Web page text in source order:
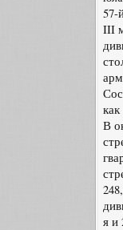
57-
III
В
я и